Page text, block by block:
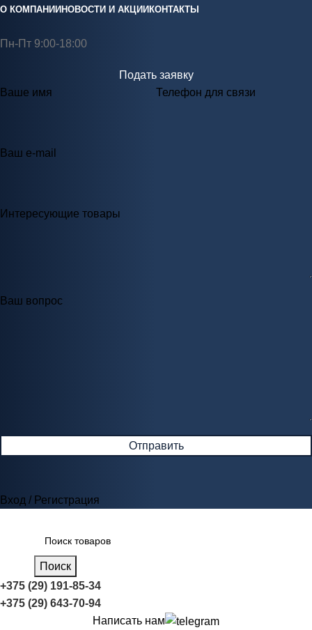
О КОМПАНИИ НОВОСТИ И АКЦИИ КОНТАКТЫ
Пн-Пт 9:00-18:00
Подать заявку
Ваше имя
Телефон для связи
Ваш e-mail
Интересующие товары
Ваш вопрос
Вход / Регистрация
Поиск
+375 (29) 191-85-34
+375 (29) 643-70-94
Написать нам